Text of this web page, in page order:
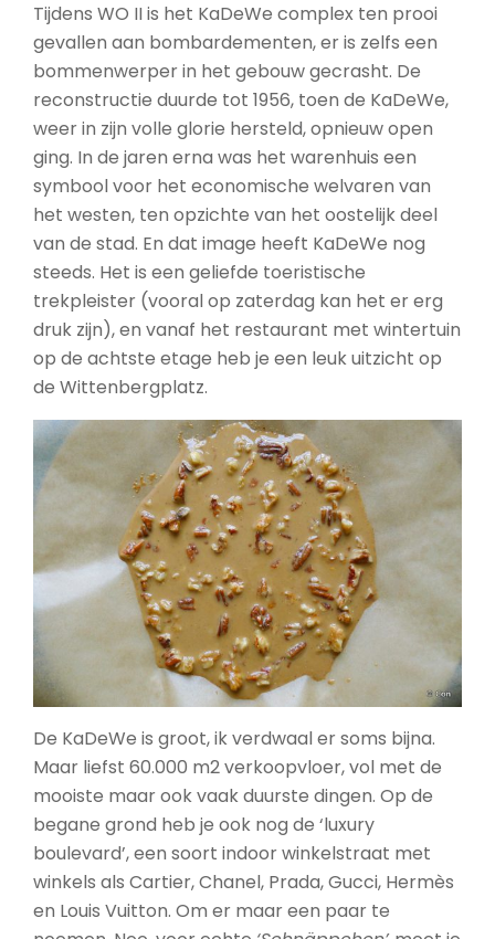
Tijdens WO II is het KaDeWe complex ten prooi
gevallen aan bombardementen, er is zelfs een
bommenwerper in het gebouw gecrasht. De
reconstructie duurde tot 1956, toen de KaDeWe,
weer in zijn volle glorie hersteld, opnieuw open
ging. In de jaren erna was het warenhuis een
symbool voor het economische welvaren van
het westen, ten opzichte van het oostelijk deel
van de stad. En dat image heeft KaDeWe nog
steeds. Het is een geliefde toeristische
trekpleister (vooral op zaterdag kan het er erg
druk zijn), en vanaf het restaurant met wintertuin
op de achtste etage heb je een leuk uitzicht op
de Wittenbergplatz.
De KaDeWe is groot, ik verdwaal er soms bijna.
Maar liefst 60.000 m2 verkoopvloer, vol met de
mooiste maar ook vaak duurste dingen. Op de
begane grond heb je ook nog de ‘luxury
boulevard’, een soort indoor winkelstraat met
winkels als Cartier, Chanel, Prada, Gucci, Hermès
en Louis Vuitton. Om er maar een paar te